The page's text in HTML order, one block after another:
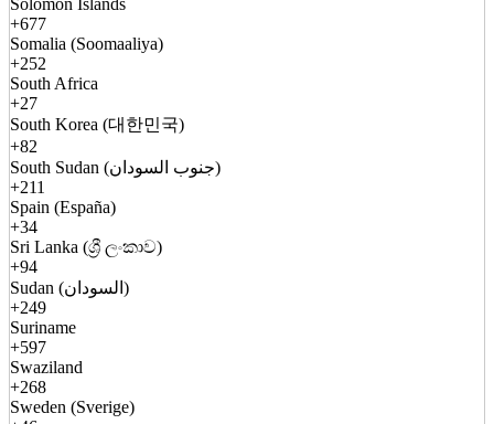
Solomon Islands
+677
Somalia (Soomaaliya)
+252
South Africa
+27
South Korea (대한민국)
+82
South Sudan (جنوب السودان)
+211
Spain (España)
+34
Sri Lanka (ශ්‍රී ලංකාව)
+94
Sudan (السودان)
+249
Suriname
+597
Swaziland
+268
Sweden (Sverige)